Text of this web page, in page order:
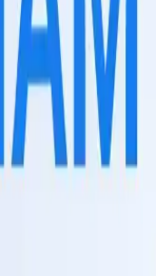
API & Webhooks
Documentation Trung